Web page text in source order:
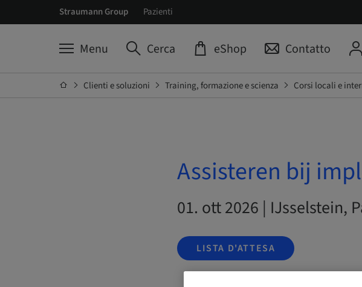
Straumann Group Pazienti
Menu Cerca eShop Contatto
Clienti e soluzioni Training, formazione e scienza Corsi locali e
Assisteren bij
01. ott 2026 | IJsselstein,
LISTA D'ATTESA